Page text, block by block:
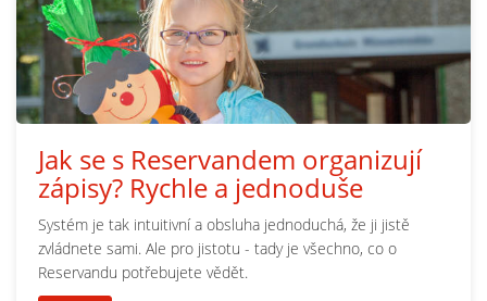
Jak se s Reservandem organizují
zápisy? Rychle a jednoduše
Systém je tak intuitivní a obsluha jednoduchá, že ji jistě
zvládnete sami. Ale pro jistotu - tady je všechno, co o
Reservandu potřebujete vědět.